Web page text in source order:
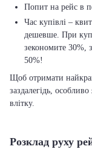
Попит на рейс в
Час купівлі –
дешевше. При
зекономите 30%,
50%!
Щоб отримати
заздалегідь,
влітку.
Розклад руху